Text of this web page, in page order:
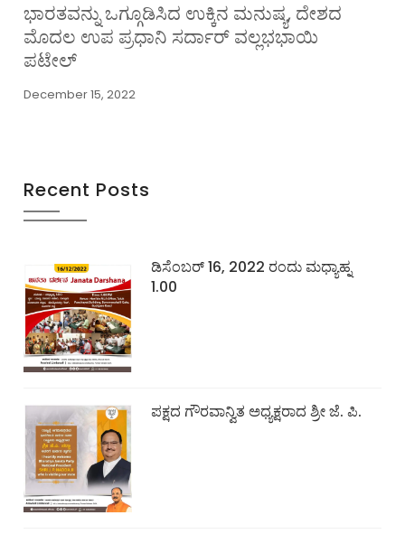
ಭಾರತವನ್ನು ಒಗ್ಗೂಡಿಸಿದ ಉಕ್ಕಿನ ಮನುಷ್ಯ, ದೇಶದ
ಮೊದಲ ಉಪ ಪ್ರಧಾನಿ ಸರ್ದಾರ್ ವಲ್ಲಭಭಾಯಿ
ಪಟೇಲ್
December 15, 2022
Recent Posts
ಡಿಸೆಂಬರ್ 16, 2022 ರಂದು ಮಧ್ಯಾಹ್ನ
1.00
ಪಕ್ಷದ ಗೌರವಾನ್ವಿತ ಅಧ್ಯಕ್ಷರಾದ ಶ್ರೀ ಜೆ. ಪಿ.